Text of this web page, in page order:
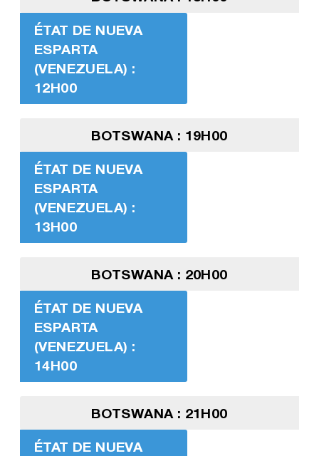
ÉTAT DE NUEVA
ESPARTA
(VENEZUELA) :
12H00
BOTSWANA : 19H00
ÉTAT DE NUEVA
ESPARTA
(VENEZUELA) :
13H00
BOTSWANA : 20H00
ÉTAT DE NUEVA
ESPARTA
(VENEZUELA) :
14H00
BOTSWANA : 21H00
ÉTAT DE NUEVA